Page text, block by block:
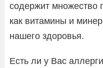
содержит множество
как витамины и
нашего здоровья.
Есть ли у Вас